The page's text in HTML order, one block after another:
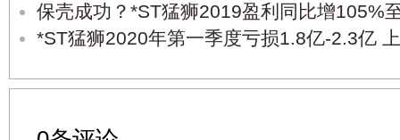
保壳成功？*ST猛狮2019盈利同比增105%
*ST猛狮2020年第一季度亏损1.8亿-2.3亿